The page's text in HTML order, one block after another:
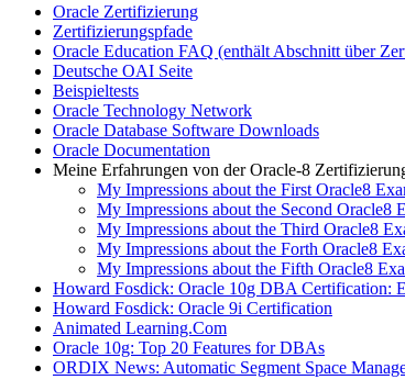
Oracle Zertifizierung
Zertifizierungspfade
Oracle Education FAQ (enthält Abschnitt über
Deutsche OAI Seite
Beispieltests
Oracle Technology Network
Oracle Database Software Downloads
Oracle Documentation
Meine Erfahrungen von der Oracle-8
My Impressions about the First Oracle8
My Impressions about the Second Oracle8
My Impressions about the Third Oracle8
My Impressions about the Forth Oracle8
My Impressions about the Fifth Oracle8
Howard Fosdick: Oracle 10g DBA Certification:
Howard Fosdick: Oracle 9i Certification
Animated Learning.Com
Oracle 10g: Top 20 Features for DBAs
ORDIX News: Automatic Segment Space